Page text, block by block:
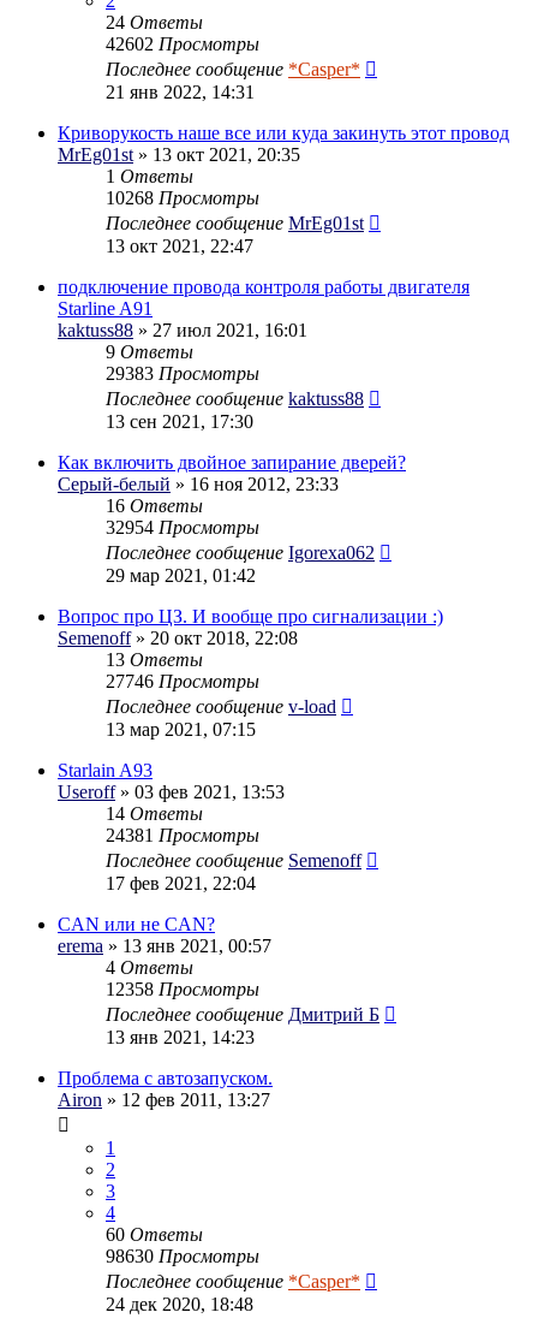
24 Ответы
42602 Просмотры
Последнее сообщение *Casper*
21 янв 2022, 14:31
Криворукость наше все или куда закинуть этот провод
MrEg01st » 13 окт 2021, 20:35
1 Ответы
10268 Просмотры
Последнее сообщение MrEg01st
13 окт 2021, 22:47
подключение провода контроля работы двигателя
Starline A91
kaktuss88 » 27 июл 2021, 16:01
9 Ответы
29383 Просмотры
Последнее сообщение kaktuss88
13 сен 2021, 17:30
Как включить двойное запирание дверей?
Серый-белый » 16 ноя 2012, 23:33
16 Ответы
32954 Просмотры
Последнее сообщение Igorexa062
29 мар 2021, 01:42
Вопрос про ЦЗ. И вообще про сигнализации :)
Semenoff» 20 окт 2018, 22:08
13 Ответы
27746 Просмотры
Последнее сообщение v-load
13 мар 2021, 07:15
Starlain A93
Useroff» 03 фев 2021, 13:53
14 Ответы
24381 Просмотры
Последнее сообщение Semenoff
17 фев 2021, 22:04
CAN или не CAN?
erema » 13 янв 2021, 00:57
4 Ответы
12358 Просмотры
Последнее сообщение Дмитрий Б
13 янв 2021, 14:23
Проблема с автозапуском.
Airon » 12 фев 2011, 13:27
1
2
3
4
60 Ответы
98630 Просмотры
Последнее сообщение *Casper*
24 дек 2020, 18:48